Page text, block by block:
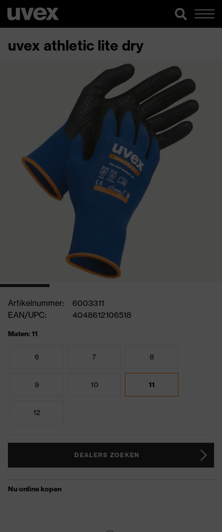
uvex athletic lite dry
Artikelnummer:
6003311
EAN/UPC:
4048612106518
Maten: 11
6 7 8
9 10 11
12
DEALERS ZOEKEN